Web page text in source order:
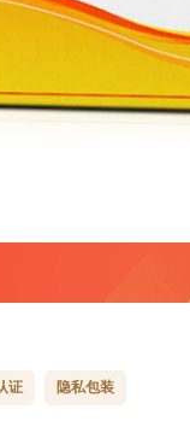
证 隐私包装